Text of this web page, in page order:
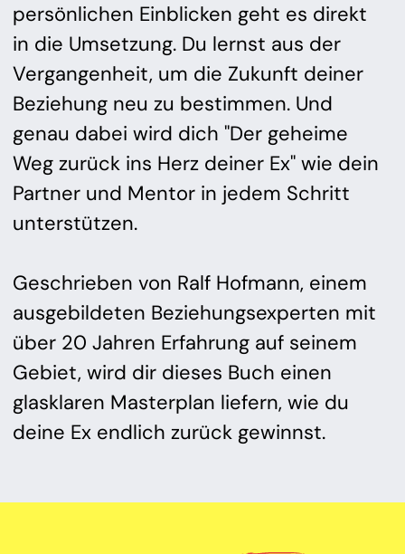
persönlichen Einblicken geht es direkt
in die Umsetzung. Du lernst aus der
Vergangenheit, um die Zukunft deiner
Beziehung neu zu bestimmen. Und
genau dabei wird dich "Der geheime
Weg zurück ins Herz deiner Ex" wie dein
Partner und Mentor in jedem Schritt
unterstützen.
Geschrieben von Ralf Hofmann, einem
ausgebildeten Beziehungsexperten mit
über 20 Jahren Erfahrung auf seinem
Gebiet, wird dir dieses Buch einen
glasklaren Masterplan liefern, wie du
deine Ex endlich zurück gewinnst.